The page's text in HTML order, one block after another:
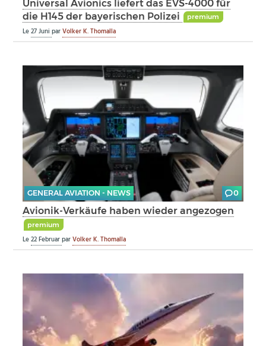
Universal Avionics liefert das EVS-4000 für
die H145 der bayerischen Polizei
premium
Le27 JuniparVolker K. Thomalla
GENERAL AVIATION - NEWS 0
Avionik-Verkäufe haben wieder angezogen
premium
Le22 FebruarparVolker K. Thomalla